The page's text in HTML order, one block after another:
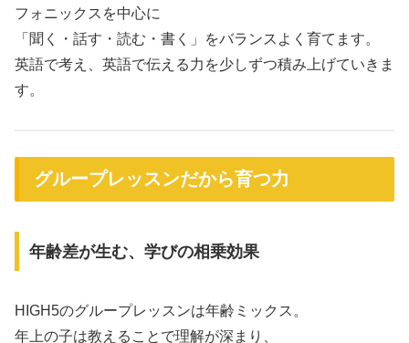
フォニックスを中心に
「聞く・話す・読む・書く」をバランスよく育てます。
英語で考え、英語で伝える力を少しずつ積み上げていきま
す。
グループレッスンだから育つ力
年齢差が生む、学びの相乗効果
HIGH5のグループレッスンは年齢ミックス。
年上の子は教えることで理解が深まり、